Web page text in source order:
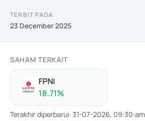
TERBIT PADA
23 December 2025
SAHAM TERKAIT
FPNI
18.71%
Terakhir diperbarui: 31-07-2026, 09:30:am